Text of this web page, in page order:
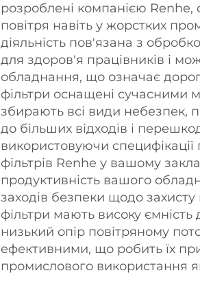
розроблені компанією
повітря навіть у жорстких
діяльність пов'язана з
для здоров'я працівників і
обладнання, що означає
фільтри оснащені сучасними
збирають всі види небезпек,
до більших відходів і
використовуючи
фільтрів Renhe у вашому
продуктивність вашого
заходів безпеки щодо
фільтри мають високу
низький опір повітряному
ефективними, що робить їх
промислового використання